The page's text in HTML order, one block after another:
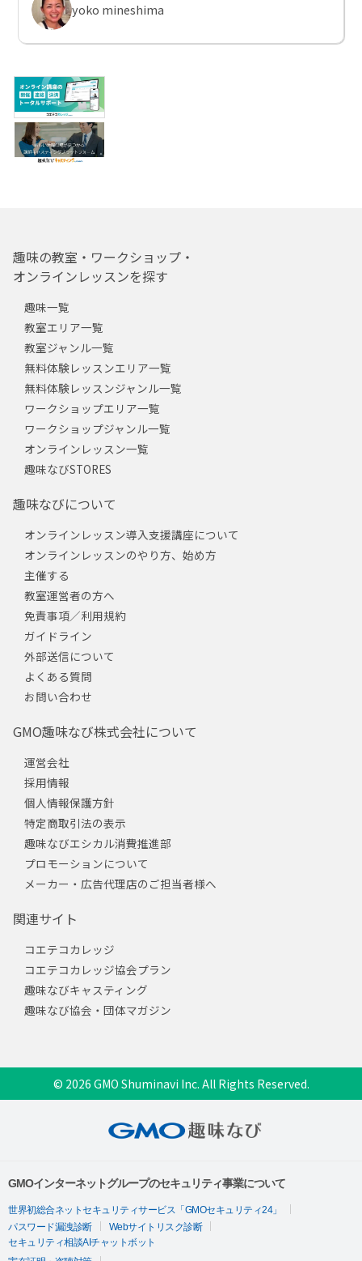
yoko mineshima
趣味の教室・ワークショップ・
オンラインレッスンを探す
趣味一覧
教室エリア一覧
教室ジャンル一覧
無料体験レッスンエリア一覧
無料体験レッスンジャンル一覧
ワークショップエリア一覧
ワークショップジャンル一覧
オンラインレッスン一覧
趣味なびSTORES
趣味なびについて
オンラインレッスン導入支援講座について
オンラインレッスンのやり方、始め方
主催する
教室運営者の方へ
免責事項／利用規約
ガイドライン
外部送信について
よくある質問
お問い合わせ
GMO趣味なび株式会社について
運営会社
採用情報
個人情報保護方針
特定商取引法の表示
趣味なびエシカル消費推進部
プロモーションについて
メーカー・広告代理店のご担当者様へ
関連サイト
コエテコカレッジ
コエテコカレッジ協会プラン
趣味なびキャスティング
趣味なび協会・団体マガジン
© 2026 GMO Shuminavi Inc. All Rights Reserved.